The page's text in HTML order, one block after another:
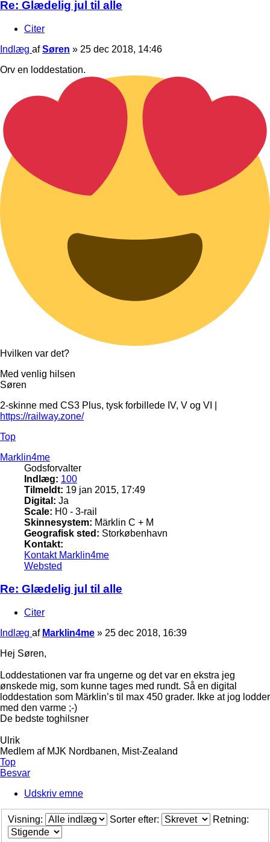
Re: Glædelig jul til alle
Citer
Indlæg afSøren » 25 dec 2018, 14:46
Orv en loddestation.
Hvilken var det?
Med venlig hilsen
Søren
2-skinne med CS3 Plus, tysk forbillede IV, V og VI |
https://railway.zone/
Top
Marklin4me
Godsforvalter
Indlæg: 100
Tilmeldt: 19 jan 2015, 17:49
Digital: Ja
Scale: H0 - 3-rail
Skinnesystem: Märklin C + M
Geografisk sted: Storkøbenhavn
Kontakt:
Kontakt Marklin4me
Websted
Re: Glædelig jul til alle
Citer
Indlæg af Marklin4me » 25 dec 2018, 16:39
Hej Søren,
Loddestationen var fra ungerne og det var en ekstra jeg
ønskede mig, som kunne tages med rundt. Så en digital
loddestation som Märklin’s til max 450 grader. Ikke at jog lodder
med den varme ;-)
De bedste toghilsner
Ulrik
Medlem af MJK Nordbanen, Mist-Zealand
Top
Besvar
Udskriv emne
Visning: Sorter efter: Retning: